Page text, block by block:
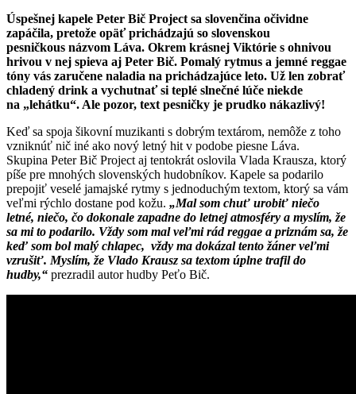
Úspešnej kapele Peter Bič Project sa slovenčina očividne
zapáčila, pretože opäť prichádzajú so slovenskou
pesničkous názvom Láva. Okrem krásnej Viktórie s ohnivou
hrivou v nej spieva aj Peter Bič. Pomalý rytmus a jemné reggae
tóny vás zaručene naladia na prichádzajúce leto. Už len zobrať
chladený drink a vychutnať si teplé slnečné lúče niekde
na „lehátku“. Ale pozor, text pesničky je prudko nákazlivý!
Keď sa spoja šikovní muzikanti s dobrým textárom, nemôže z toho
vzniknúť nič iné ako nový letný hit v podobe piesne Láva.
Skupina Peter Bič Project aj tentokrát oslovila Vlada Krausza, ktorý
píše pre mnohých slovenských hudobníkov. Kapele sa podarilo
prepojiť veselé jamajské rytmy s jednoduchým textom, ktorý sa vám
veľmi rýchlo dostane pod kožu. „Mal som chuť urobiť niečo
letné, niečo, čo dokonale zapadne do letnej atmosféry a myslím, že
sa mi to podarilo. Vždy som mal veľmi rád reggae a priznám sa, že
keď som bol malý chlapec, vždy ma dokázal tento žáner veľmi
vzrušiť. Myslím, že Vlado Krausz sa textom úplne trafil do
hudby,“ prezradil autor hudby Peťo Bič.